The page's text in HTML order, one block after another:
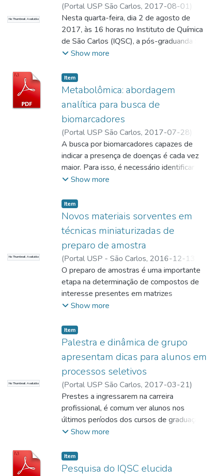
No Thumbnail Available
(Portal USP São Carlos, 2017-08-01)
Zambon, Sandra;Vermeersch, Lilian
Aparecida Fiorini;Zambon, Sandra;
Redatora;Vermeersch, Lilian Aparecida
Fiorini; Redatora
Nesta quarta-feira, dia 2 de agosto de
2017, às 16 horas no Instituto de Química
de São Carlos (IQSC), a pós-graduanda Sra.
Lilian Aparecida Fiorini Vermeersch profere
membranas poliméricas, suas propriedades
e aplicações na indústria.
Show more
Item
Metabolômica: abordagem
analítica para busca de
biomarcadores
(Portal USP São Carlos, 2017-07-28)
Zambon, Sandra;Araújo, Bruno Rafael;
Araújo, Bruno Rafael; Redator ;Zambon,
Sandra; Redatora
A busca por biomarcadores capazes de
indicar a presença de doenças é cada vez
maior. Para isso, é necessário identificar e
quantificar as pequenas moléculas
metabolismo de determinado organismo e
são, portanto, capazes de dar informação
sobre os eventos bioquímicos decorrentes
do funcionamento celular e estímulos
externos.
Show more
No Thumbnail Available
Item
Novos materiais sorventes em
técnicas miniaturizadas de
preparo de amostra
(Portal USP - São Carlos, 2016-12-13
Zambon, Sandra;Zambon, Sandra; Serviço
de Comunicação
O preparo de amostras é uma importante
etapa na determinação de compostos de
interesse presentes em matrizes
complexas em baixos níveis de
Fumes.
Show more
No Thumbnail Available
Item
Palestra e dinâmica de grupo
apresentam dicas para alunos em
processos seletivos
(Portal USP São Carlos, 2017-03-21)
Zambon, Sandra;Zambon, Sandra; Redatora
Prestes a ingressarem na carreira
profissional, é comum ver alunos nos
últimos períodos dos cursos de graduação
preocupados e com muitas dúvidas sobre
a etapa de apresentação do currículo o
primeiro desafio.
Show more
Item
Pesquisa do IQSC elucida